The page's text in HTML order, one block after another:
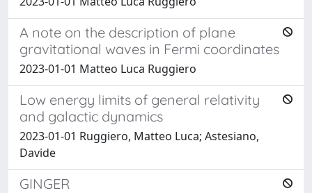
A note on the description of plane
gravitational waves in Fermi coordinates
2023-01-01 Matteo Luca Ruggiero
Low energy limits of general relativity
and galactic dynamics
2023-01-01 Ruggiero, Matteo Luca; Astesiano,
Davide
GINGER